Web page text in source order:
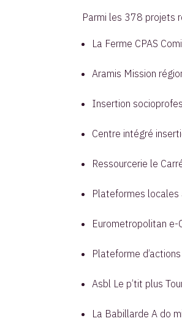
Parmi les 378 projets
La Ferme CPAS
Aramis Mission
Insertion
Centre intégré
Ressourcerie le
Plateformes locales
Eurometropolitan e-
Plateforme
Asbl Le p’tit plus
La Babillarde A do